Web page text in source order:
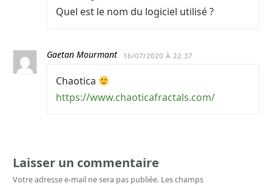
Quel est le nom du logiciel utilisé ?
Gaetan Mourmant 16/07/2020 À 22:37
Chaotica
https://www.chaoticafractals.com/
Laisser un commentaire
Votre adresse e-mail ne sera pas publiée. Les champs